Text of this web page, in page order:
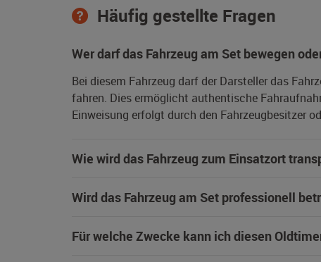
Häufig gestellte Fragen
Wer darf das Fahrzeug am Set bewegen
Bei diesem Fahrzeug darf der Darsteller das
fahren. Dies ermöglicht authentische
Einweisung erfolgt durch den Fahrzeugbesitzer
Wie wird das Fahrzeug zum Einsatzort
Wird das Fahrzeug am Set professionell
Für welche Zwecke kann ich diesen